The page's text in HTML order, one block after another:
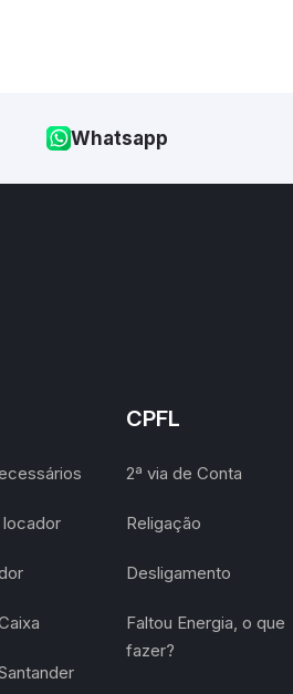
Whatsapp
locador
CPFL
2ª via de Conta
Religação
Desligamento
Faltou Energia, o que
fazer?